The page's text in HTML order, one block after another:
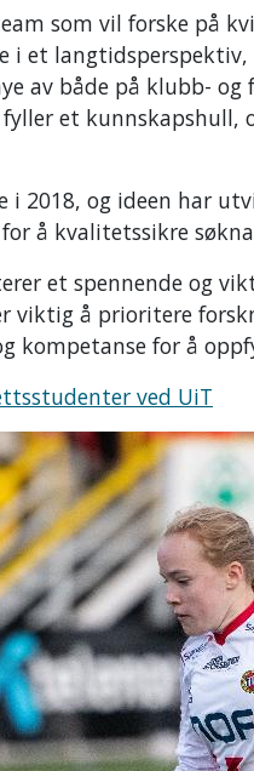
som vil forske på
i et
av både på klubb-
et kunnskapshull,
i 2018, og ideen har
å kvalitetssikre
et spennende og
viktig å prioritere
kompetanse for å
ved UiT